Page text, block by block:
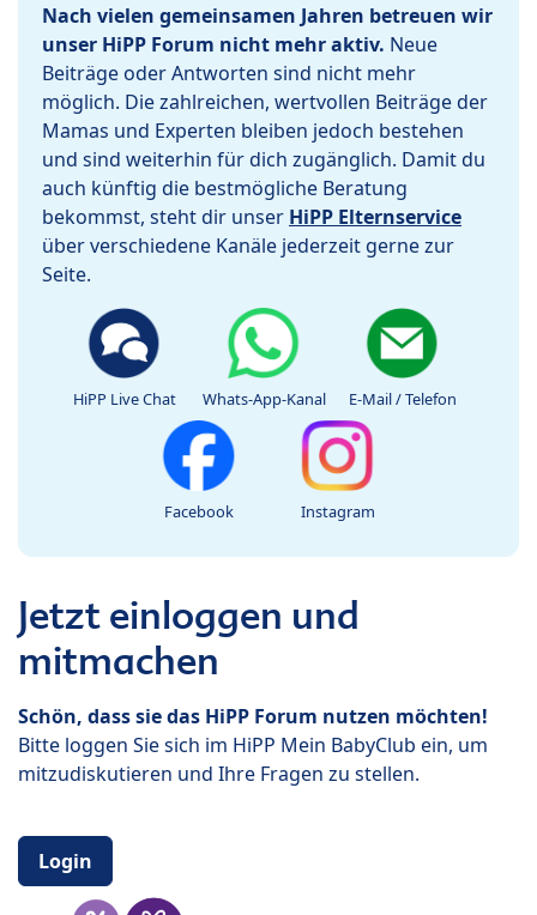
Nach vielen gemeinsamen Jahren betreuen wir
unser HiPP Forum nicht mehr aktiv. Neue
Beiträge oder Antworten sind nicht mehr
möglich. Die zahlreichen, wertvollen Beiträge der
Mamas und Experten bleiben jedoch bestehen
und sind weiterhin für dich zugänglich. Damit du
auch künftig die bestmögliche Beratung
bekommst, steht dir unser HiPP Elternservice
über verschiedene Kanäle jederzeit gerne zur
Seite.
HiPP Live Chat Whats-App-Kanal E-Mail / Telefon
Facebook Instagram
Jetzt einloggen und
mitmachen
Schön, dass sie das HiPP Forum nutzen möchten!
Bitte loggen Sie sich im HiPP Mein BabyClub ein, um
mitzudiskutieren und Ihre Fragen zu stellen.
Login